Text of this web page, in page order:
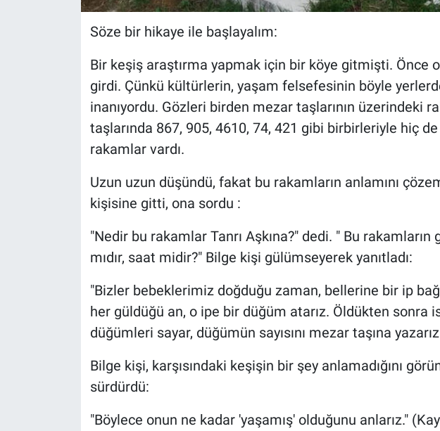
Söze bir hikaye ile başlayalım:
Bir keşiş araştırma yapmak için bir köye gitmişti. Önce o
girdi. Çünkü kültürlerin, yaşam felsefesinin böyle
inanıyordu. Gözleri birden mezar taşlarının üzerindeki
taşlarında 867, 905, 4610, 74, 421 gibi birbirleriyle hiç de
rakamlar vardı.
Uzun uzun düşündü, fakat bu rakamların anlamını
kişisine gitti, ona sordu :
"Nedir bu rakamlar Tanrı Aşkına?" dedi. " Bu rakamların
mıdır, saat midir?" Bilge kişi gülümseyerek yanıtladı:
"Bizler bebeklerimiz doğduğu zaman, bellerine bir ip
her güldüğü an, o ipe bir düğüm atarız. Öldükten sonra
düğümleri sayar, düğümün sayısını mezar taşına
Bilge kişi, karşısındaki keşişin bir şey anlamadığını
sürdürdü:
"Böylece onun ne kadar 'yaşamış' olduğunu anlarız."